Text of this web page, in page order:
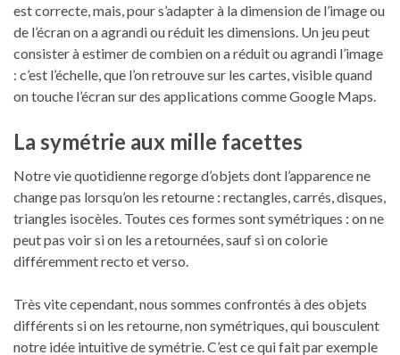
est correcte, mais, pour s’adapter à la dimension de l’image ou
de l’écran on a agrandi ou réduit les dimensions. Un jeu peut
consister à estimer de combien on a réduit ou agrandi l’image
: c’est l’échelle, que l’on retrouve sur les cartes, visible quand
on touche l’écran sur des applications comme Google Maps.
La symétrie aux mille facettes
Notre vie quotidienne regorge d’objets dont l’apparence ne
change pas lorsqu’on les retourne : rectangles, carrés, disques,
triangles isocèles. Toutes ces formes sont symétriques : on ne
peut pas voir si on les a retournées, sauf si on colorie
différemment recto et verso.
Très vite cependant, nous sommes confrontés à des objets
différents si on les retourne, non symétriques, qui bousculent
notre idée intuitive de symétrie. C’est ce qui fait par exemple